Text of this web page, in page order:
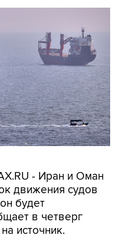
- Иран и Оман
движения судов
будет
в четверг
источник.